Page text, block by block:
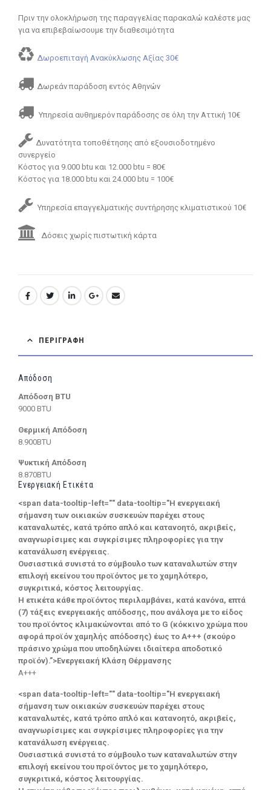
Πριν την ολοκλήρωση της παραγγελίας παρακαλώ καλέστε μας
για να επιβεβαίωσουμε την διαθεσιμότητα
Δωροεπιταγή Ανακύκλωσης Αξίας 30€
Δωρεάν παράδοση εντός Αθηνών
Υπηρεσία αυθημερόν παράδοσης σε όλη την Αττική 10€
Δυνατότητα τοποθέτησης από εξουσιοδοτημένο
συνεργείο
Κόστος για 9.000 btu και 12.000 btu = 80€
Κόστος για 18.000 btu και 24.000 btu = 100€
Υπηρεσία επαγγελματικής συντήρησης κλιματιστικού 10€
Δόσεις χωρίς πιστωτική κάρτα
ΠΕΡΙΓΡΑΦΉ
Απόδοση
Απόδοση BTU
9000 BTU
Θερμική Απόδοση
8.900BTU
Ψυκτική Απόδοση
8.870BTU
Ενεργειακή Ετικέτα
<span data-tooltip-left="" data-tooltip="Η ενεργειακή
σήμανση των οικιακών συσκευών παρέχει στους
καταναλωτές, κατά τρόπο απλό και κατανοητό, ακριβείς,
αναγνωρίσιμες και συγκρίσιμες πληροφορίες για την
κατανάλωση ενέργειας.
Ουσιαστικά συνιστά το σύμβουλο των καταναλωτών στην
επιλογή εκείνου του προϊόντος με το χαμηλότερο,
συγκριτικά, κόστος λειτουργίας.
Η ετικέτα κάθε προϊόντος περιλαμβάνει, κατά κανόνα, επτά
(7) τάξεις ενεργειακής απόδοσης, που ανάλογα με το είδος
του προϊόντος κλιμακώνονται από το G (κόκκινο χρώμα που
αφορά προϊόν χαμηλής απόδοσης) έως το Α+++ (σκούρο
πράσινο χρώμα που υποδηλώνει ιδιαίτερα αποδοτικό
προϊόν).”>Ενεργειακή Κλάση Θέρμανσης
A+++
<span data-tooltip-left="" data-tooltip="Η ενεργειακή
σήμανση των οικιακών συσκευών παρέχει στους
καταναλωτές, κατά τρόπο απλό και κατανοητό, ακριβείς,
αναγνωρίσιμες και συγκρίσιμες πληροφορίες για την
κατανάλωση ενέργειας.
Ουσιαστικά συνιστά το σύμβουλο των καταναλωτών στην
επιλογή εκείνου του προϊόντος με το χαμηλότερο,
συγκριτικά, κόστος λειτουργίας.